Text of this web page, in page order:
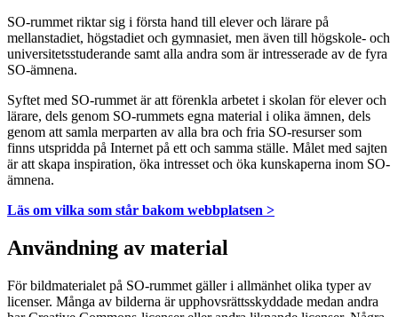
SO-rummet riktar sig i första hand till elever och lärare på
mellanstadiet, högstadiet och gymnasiet, men även till högskole- och
universitetsstuderande samt alla andra som är intresserade av de fyra
SO-ämnena.
Syftet med SO-rummet är att förenkla arbetet i skolan för elever och
lärare, dels genom SO-rummets egna material i olika ämnen, dels
genom att samla merparten av alla bra och fria SO-resurser som
finns utspridda på Internet på ett och samma ställe. Målet med sajten
är att skapa inspiration, öka intresset och öka kunskaperna inom SO-
ämnena.
Läs om vilka som står bakom webbplatsen >
Användning av material
För bildmaterialet på SO-rummet gäller i allmänhet olika typer av
licenser. Många av bilderna är upphovsrättsskyddade medan andra